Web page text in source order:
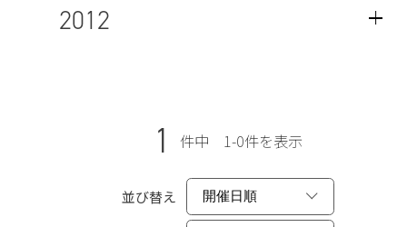
2012
1 件中 1-0件を表示
並び替え